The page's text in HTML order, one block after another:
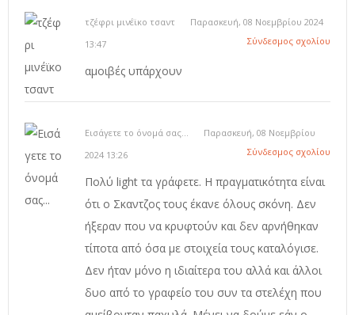
τζέφρι μινέϊκο τσαντ
Παρασκευή, 08 Νοεμβρίου 2024
13:47
Σύνδεσμος σχολίου
αμοιβές υπάρχουν
Εισάγετε το όνομά σας...
Παρασκευή, 08 Νοεμβρίου
2024 13:26
Σύνδεσμος σχολίου
Πολύ light τα γράφετε. Η πραγματικότητα είναι
ότι ο Σκαντζος τους έκανε όλους σκόνη. Δεν
ήξεραν που να κρυφτούν και δεν αρνήθηκαν
τίποτα από όσα με στοιχεία τους καταλόγισε.
Δεν ήταν μόνο η ιδιαίτερα του αλλά και άλλοι
δυο από το γραφείο του συν τα στελέχη που